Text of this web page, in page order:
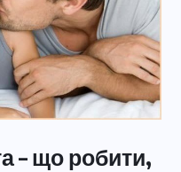
– що робити,